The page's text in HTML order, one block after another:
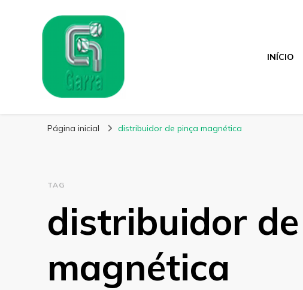
Garra Fixação
INÍCIO
Página inicial distribuidor de pinça magnética
TAG
distribuidor
magnética